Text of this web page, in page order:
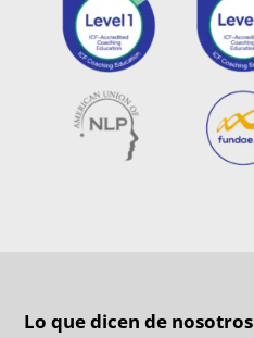
Lo que dicen de nosotros